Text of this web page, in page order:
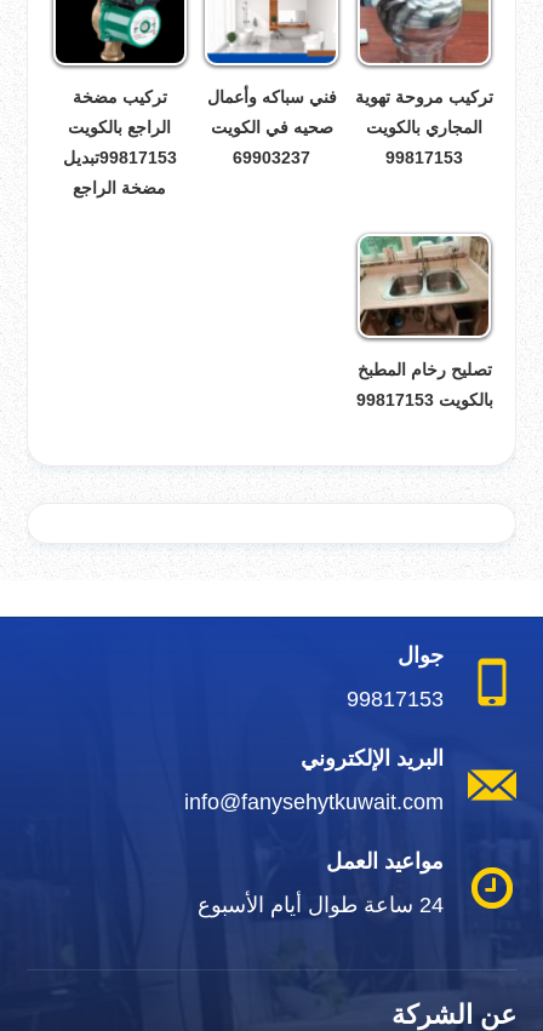
تركيب مروحة تهوية
المجاري بالكويت
99817153
فني سباكه وأعمال
صحيه في الكويت
69903237
تركيب مضخة
الراجع بالكويت
99817153تبديل
مضخة الراجع
تصليح رخام المطبخ
بالكويت 99817153
جوال
99817153
البريد الإلكتروني
info@fanysehytkuwait.com
مواعيد العمل
24 ساعة طوال أيام الأسبوع
عن الشركة